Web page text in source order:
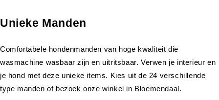
Unieke Manden
Comfortabele hondenmanden van hoge kwaliteit die
wasmachine wasbaar zijn en uitritsbaar. Verwen je interieur en
je hond met deze unieke items. Kies uit de 24 verschillende
type manden of bezoek onze winkel in Bloemendaal.